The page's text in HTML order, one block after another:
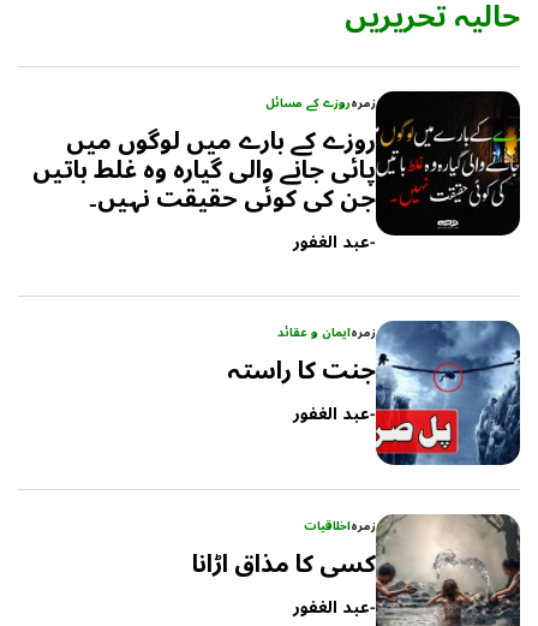
حالیہ تحریریں
زمرہروزے کے مسائل
روزے کے بارے میں لوگوں میں
پائی جانے والی گیارہ وہ غلط باتیں
جن کی کوئی حقیقت نہیں۔
-عبد الغفور
زمرہایمان و عقائد
جنت کا راستہ
-عبد الغفور
زمرہاخلاقیات
کسی کا مذاق اڑانا
-عبد الغفور